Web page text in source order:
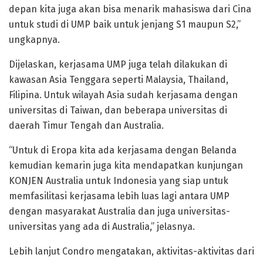
depan kita juga akan bisa menarik mahasiswa dari Cina
untuk studi di UMP baik untuk jenjang S1 maupun S2,”
ungkapnya.
Dijelaskan, kerjasama UMP juga telah dilakukan di
kawasan Asia Tenggara seperti Malaysia, Thailand,
Filipina. Untuk wilayah Asia sudah kerjasama dengan
universitas di Taiwan, dan beberapa universitas di
daerah Timur Tengah dan Australia.
“Untuk di Eropa kita ada kerjasama dengan Belanda
kemudian kemarin juga kita mendapatkan kunjungan
KONJEN Australia untuk Indonesia yang siap untuk
memfasilitasi kerjasama lebih luas lagi antara UMP
dengan masyarakat Australia dan juga universitas-
universitas yang ada di Australia,” jelasnya.
Lebih lanjut Condro mengatakan, aktivitas-aktivitas dari